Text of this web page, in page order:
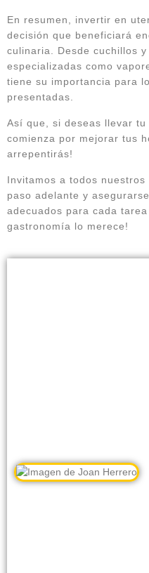
En resumen, invertir en
decisión que beneficiará
culinaria. Desde cuchillos
especializadas como
tiene su importancia para
presentadas.
Así que, si deseas llevar tu
comienza por mejorar tus
arrepentirás!
Invitamos a todos
paso adelante y
adecuados para cada
gastronomía lo merece!